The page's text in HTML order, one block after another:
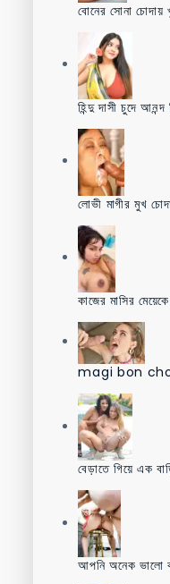
বোনের সোনা চোদায়
হিন্দু দাসী চুদে
লোভী মাগীর মুখ
কাজের মাসির
magi bon
বেড়াতে গিয়ে এক
আপনি অনেক ভালো